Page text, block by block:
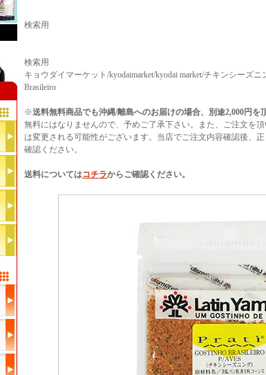
検索用
検索用
キョウダイマーケット/kyodaimarket/kyodai market/チキンシー
Brasileiro
※送料無料商品でも沖縄/離島へのお届けの場合、別途2,000円を
無料にはなりませんので、予めご了承下さい。また、ご注文を
は変更される可能性がございます。当店でご注文内容確認後、
確認ください。
送料についてはコチラからご確認ください。